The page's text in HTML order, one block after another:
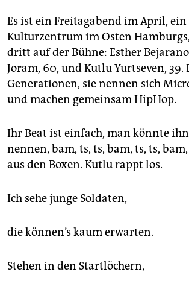
Es ist ein Freitagabend im April, ein
Kulturzentrum im Osten
dritt auf der Bühne: Esther
Joram, 60, und Kutlu Yurtseven, 39.
Generationen, sie nennen sich
und machen gemeinsam HipHop.
Ihr Beat ist einfach, man könnte
nennen, bam, ts, ts, bam, ts, ts,
aus den Boxen. Kutlu rappt los.
Ich sehe junge Soldaten,
die können’s kaum erwarten.
Stehen in den Startlöchern,